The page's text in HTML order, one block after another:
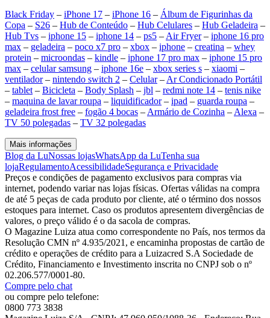
Black Friday – iPhone 17 – iPhone 16 – Álbum de Figurinhas da
Copa – S26 – Hub de Conteúdo – Hub Celulares – Hub Geladeira –
Hub Tvs – iphone 15 – iphone 14 – ps5 – Air Fryer– iphone 16 pro
max – geladeira – poco x7 pro – xbox – iphone – creatina – whey
protein – microondas – kindle – iphone 17 pro max – iphone 15 pro
max – celular samsung – iphone 16e – xbox series s – xiaomi –
ventilador– nintendo switch 2 – Celular– Ar Condicionado Portátil
– tablet – Bicicleta – Body Splash – jbl – redmi note 14 – tenis nike
– maquina de lavar roupa – liquidificador– ipad – guarda roupa –
geladeira frost free – fogão 4 bocas – Armário de Cozinha – Alexa –
TV 50 polegadas – TV 32 polegadas
Mais informações
Blog da LuNossas lojasWhatsApp da LuTenha sua
lojaRegulamentoAcessibilidadeSegurança e Privacidade
Preços e condições de pagamento exclusivos para compras via
internet, podendo variar nas lojas físicas. Ofertas válidas na compra
de até 5 peças de cada produto por cliente, até o término dos nossos
estoques para internet. Caso os produtos apresentem divergências de
valores, o preço válido é o da sacola de compras.
O Magazine Luiza atua como correspondente no País, nos termos da
Resolução CMN nº 4.935/2021, e encaminha propostas de cartão de
crédito e operações de crédito para a Luizacred S.A Sociedade de
Crédito, Financiamento e Investimento inscrita no CNPJ sob o nº
02.206.577/0001-80.
Compre pelo chat
ou compre pelo telefone:
0800 773 3838